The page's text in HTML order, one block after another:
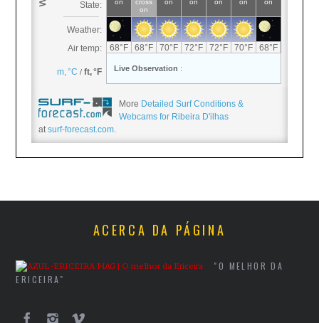
More Detailed Surf Conditions &
Webcams for Ribeira D'ilhas
atsurf-forecast.com.
ACERCA DA PÁGINA
"O MELHOR DA
ERICEIRA"